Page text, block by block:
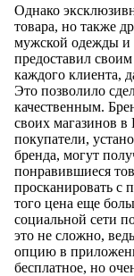
Однако
товара, но также
мужской одежды
предоставил
каждого клиента,
Это позволило
качественным.
своих магазинов
покупатели,
бренда, могут
понравившиеся
просканировать
того цена еще
социальной сети
это не сложно,
опцию в
бесплатное, но